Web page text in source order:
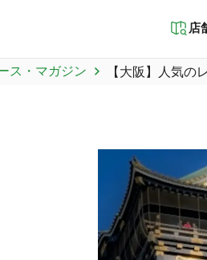
店
ス・マガジン 【大阪】人気